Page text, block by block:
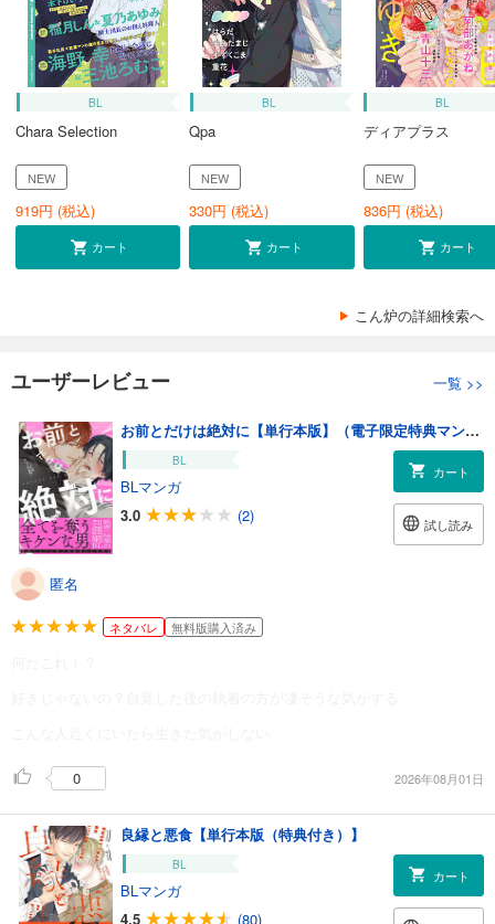
BL
Chara Selection
NEW
919円 (税込)
カート
BL
Qpa
NEW
330円 (税込)
カート
BL
ディアプラス
NEW
836円 (税込)
カート
こん炉の詳細検索へ
ユーザーレビュー 一覧 >>
お前とだけは絶対に【単行本版】（電子限定特典マンガ付き）
BL
BLマンガ
3.0
(2)
カート
試し読み
匿名
ネタバレ 無料版購入済み
0 2026年08月01日
良縁と悪食【単行本版（特典付き）】
BL
BLマンガ
4.5
(80)
カート